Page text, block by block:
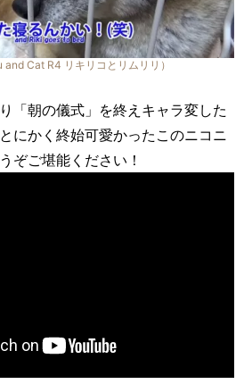
Cat R4 リキリコとリムリリ）
「朝の儀式」を終えキャラ変した
にかく終始可愛かったこのニコニ
ぞご堪能ください！